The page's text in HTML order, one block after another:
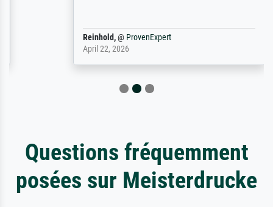
Reinhold,@ProvenExpert
April 22, 2026
Questions fréquemment
posées sur Meisterdrucke